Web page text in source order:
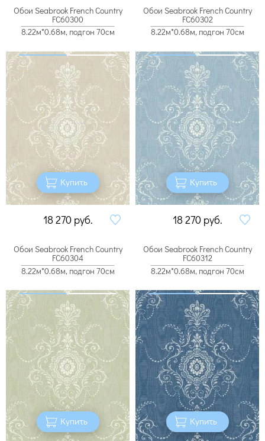
Обои Seabrook French Country
FC60300
8.22м*0.68м, подгон 70см
Купить
18 270 руб.
Обои Seabrook French Country
FC60302
8.22м*0.68м, подгон 70см
Купить
18 270 руб.
Обои Seabrook French Country
FC60304
8.22м*0.68м, подгон 70см
Купить
Обои Seabrook French Country
FC60312
8.22м*0.68м, подгон 70см
Купить